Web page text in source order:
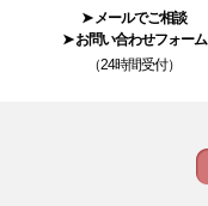
➤ メールでご相談
➤ お問い合わせフォーム
（24時間受付）